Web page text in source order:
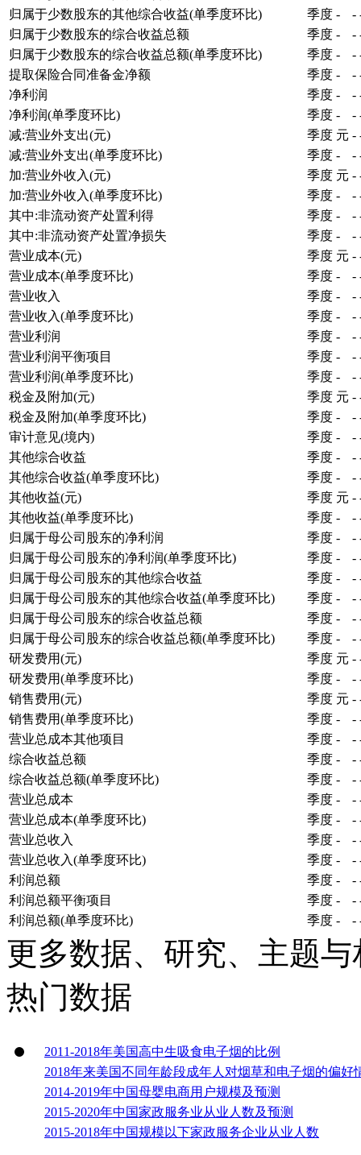
归属于少数股东的其他综合收益(单季度环比)
季度 - -
归属于少数股东的综合收益总额
季度 - -
归属于少数股东的综合收益总额(单季度环比)
季度 - -
提取保险合同准备金净额
季度 - -
净利润
季度 - -
净利润(单季度环比)
季度 - -
减:营业外支出(元)
季度 元 -
减:营业外支出(单季度环比)
季度 - -
加:营业外收入(元)
季度 元 -
加:营业外收入(单季度环比)
季度 - -
其中:非流动资产处置利得
季度 - -
其中:非流动资产处置净损失
季度 - -
营业成本(元)
季度 元 -
营业成本(单季度环比)
季度 - -
营业收入
季度 - -
营业收入(单季度环比)
季度 - -
营业利润
季度 - -
营业利润平衡项目
季度 - -
营业利润(单季度环比)
季度 - -
税金及附加(元)
季度 元 -
税金及附加(单季度环比)
季度 - -
审计意见(境内)
季度 - -
其他综合收益
季度 - -
其他综合收益(单季度环比)
季度 - -
其他收益(元)
季度 元 -
其他收益(单季度环比)
季度 - -
归属于母公司股东的净利润
季度 - -
归属于母公司股东的净利润(单季度环比)
季度 - -
归属于母公司股东的其他综合收益
季度 - -
归属于母公司股东的其他综合收益(单季度环比)
季度 - -
归属于母公司股东的综合收益总额
季度 - -
归属于母公司股东的综合收益总额(单季度环比)
季度 - -
研发费用(元)
季度 元 -
研发费用(单季度环比)
季度 - -
销售费用(元)
季度 元 -
销售费用(单季度环比)
季度 - -
营业总成本其他项目
季度 - -
综合收益总额
季度 - -
综合收益总额(单季度环比)
季度 - -
营业总成本
季度 - -
营业总成本(单季度环比)
季度 - -
营业总收入
季度 - -
营业总收入(单季度环比)
季度 - -
利润总额
季度 - -
利润总额平衡项目
季度 - -
利润总额(单季度环比)
季度 - -
更多数据、研究、主题
热门数据
2011-2018年美国高中生吸食电子烟的比例
2018年来美国不同年龄段成年人对烟草和电子烟的偏好
2014-2019年中国母婴电商用户规模及预测
2015-2020年中国家政服务业从业人数及预测
2015-2018年中国规模以下家政服务企业从业人数